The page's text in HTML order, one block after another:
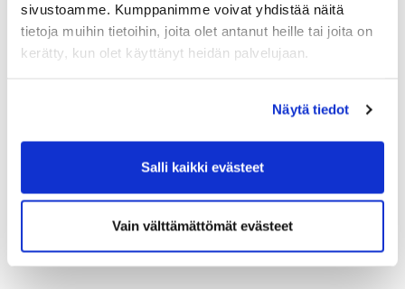
sivustoamme. Kumppanimme voivat yhdistää näitä
tietoja muihin tietoihin, joita olet antanut heille tai joita on
kerätty, kun olet käyttänyt heidän palvelujaan.
Näytä tiedot
Salli kaikki evästeet
Vain välttämättömät evästeet